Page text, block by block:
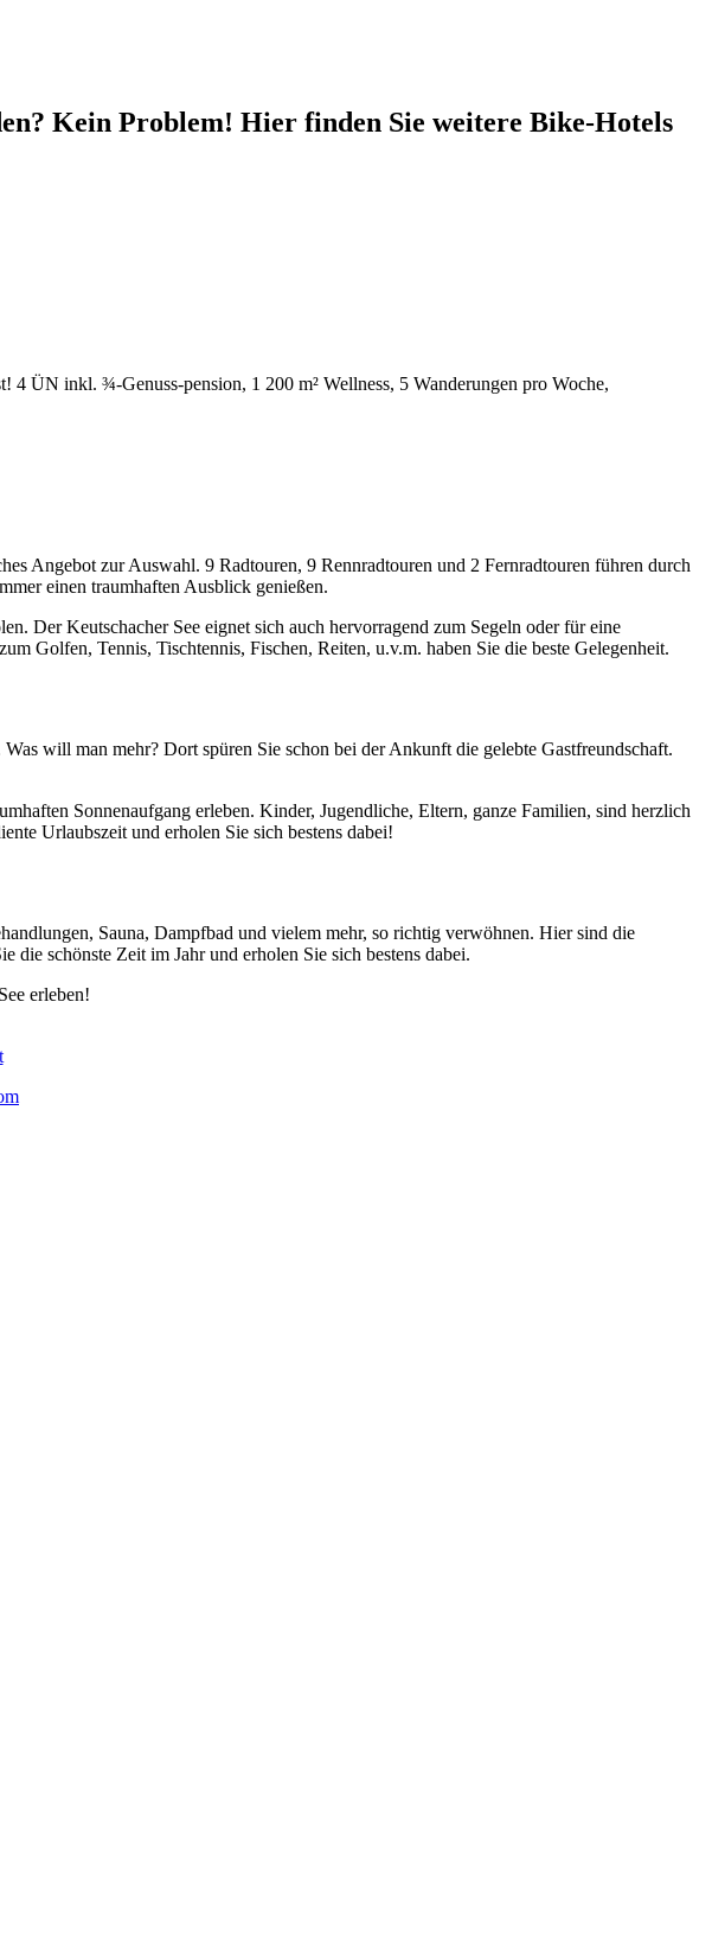
Kein Problem! Hier finden Sie weitere Bike-Hotels
4 ÜN inkl. ¾-Genuss-pension, 1 200 m² Wellness, 5 Wanderungen pro Woche,
Angebot zur Auswahl. 9 Radtouren, 9 Rennradtouren und 2 Fernradtouren führen durch
einen traumhaften Ausblick genießen.
Der Keutschacher See eignet sich auch hervorragend zum Segeln oder für eine
Golfen, Tennis, Tischtennis, Fischen, Reiten, u.v.m. haben Sie die beste Gelegenheit.
will man mehr? Dort spüren Sie schon bei der Ankunft die gelebte Gastfreundschaft.
Sonnenaufgang erleben. Kinder, Jugendliche, Eltern, ganze Familien, sind herzlich
Urlaubszeit und erholen Sie sich bestens dabei!
Sauna, Dampfbad und vielem mehr, so richtig verwöhnen. Hier sind die
schönste Zeit im Jahr und erholen Sie sich bestens dabei.
erleben!